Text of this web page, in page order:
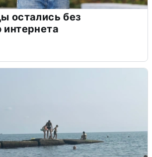
остались без
интернета